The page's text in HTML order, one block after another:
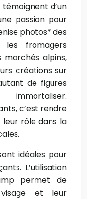
d’un
passion pour
photos* des
les fromagers
marchés alpins,
créations sur
de figures
c’est rendre
rôle dans la
idéales pour
L’utilisation
permet de
et leur